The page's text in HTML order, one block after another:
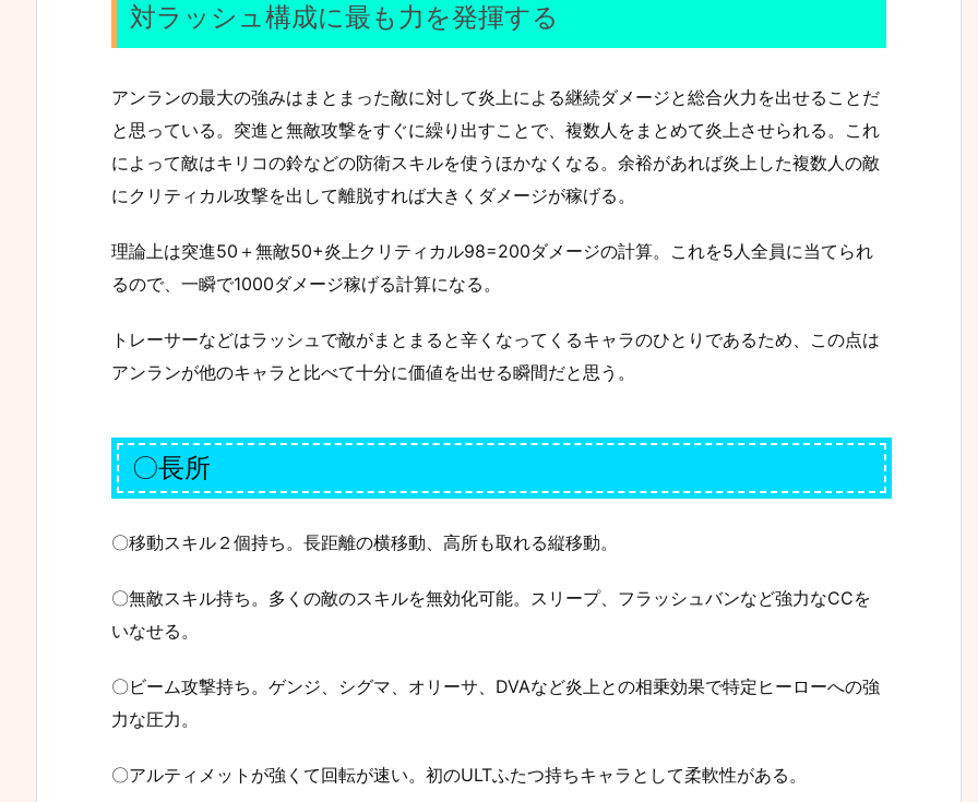
対ラッシュ構成に最も力を発揮する
アンランの最大の強みはまとまった敵に対して炎上による継続ダメージと総合火力を出せることだ
と思っている。突進と無敵攻撃をすぐに繰り出すことで、複数人をまとめて炎上させられる。これ
によって敵はキリコの鈴などの防衛スキルを使うほかなくなる。余裕があれば炎上した複数人の敵
にクリティカル攻撃を出して離脱すれば大きくダメージが稼げる。
理論上は突進50＋無敵50+炎上クリティカル98=200ダメージの計算。これを5人全員に当てられ
るので、一瞬で1000ダメージ稼げる計算になる。
トレーサーなどはラッシュで敵がまとまると辛くなってくるキャラのひとりであるため、この点は
アンランが他のキャラと比べて十分に価値を出せる瞬間だと思う。
〇長所
〇移動スキル２個持ち。長距離の横移動、高所も取れる縦移動。
〇無敵スキル持ち。多くの敵のスキルを無効化可能。スリープ、フラッシュバンなど強力なCCを
いなせる。
〇ビーム攻撃持ち。ゲンジ、シグマ、オリーサ、DVAなど炎上との相乗効果で特定ヒーローへの強
力な圧力。
〇アルティメットが強くて回転が速い。初のULTふたつ持ちキャラとして柔軟性がある。